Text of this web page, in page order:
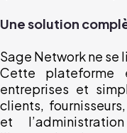
Une solution
Sage Network ne
Cette plateforme
entreprises et
clients,
et